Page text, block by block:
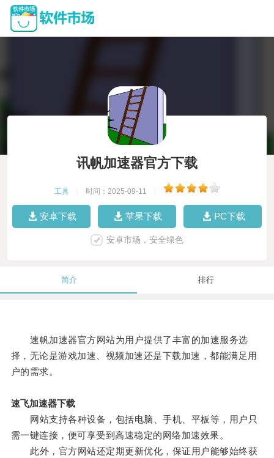
讯帆加速器官方下载
工具 时间：2025-09-11
安卓下载 苹果下载 PC下载
安卓市场，安全绿色
简介 排行
速帆加速器官方网站为用户提供了丰富的加速服务选
择，无论是游戏加速、视频加速还是下载加速，都能满足用
户的需求。
速飞加速器下载
网站支持各种设备，包括电脑、手机、平板等，用户只
需一键连接，便可享受到高速稳定的网络加速效果。
此外，官方网站还定期更新优化，保证用户能够始终获